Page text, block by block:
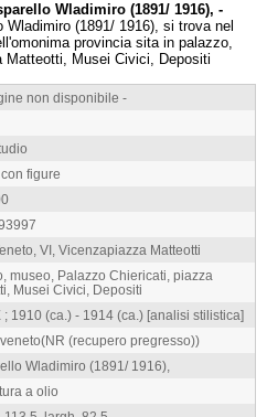
Wladimiro (1891/ 1916), -
Wladimiro (1891/ 1916), si trova nel
provincia sita in palazzo,
Musei Civici, Depositi
non disponibile -
figure
VI, Vicenzapiazza Matteotti
museo, Palazzo Chiericati, piazza
Musei Civici, Depositi
; 1910 (ca.) - 1914 (ca.) [analisi stilistica]
(recupero pregresso))
Wladimiro (1891/ 1916),
a olio